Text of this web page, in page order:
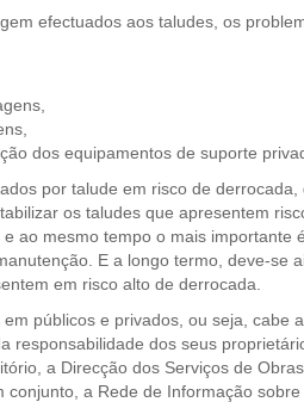
efectuados aos taludes, os
dos equipamentos de suporte
por talude em risco de
os taludes que apresentem
ao mesmo tempo o mais
E a longo termo, deve-se
em risco alto de derrocada.
públicos e privados, ou seja,
responsabilidade dos seus
a Direcção dos Serviços de
a Rede de Informação